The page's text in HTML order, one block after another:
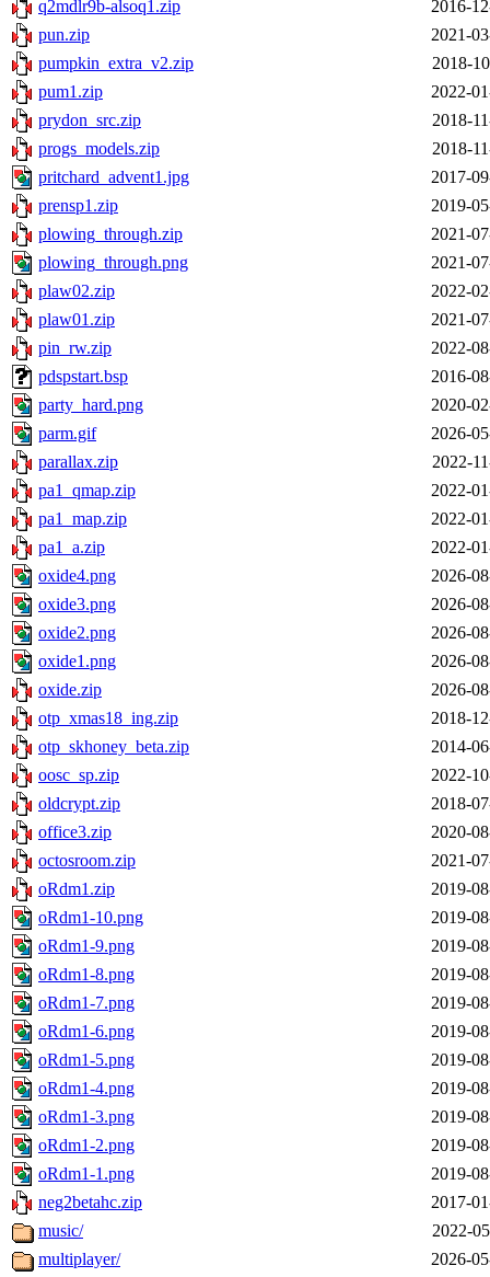
q2mdlr9b-alsoq1.zip
2016-
pun.zip
2021-
pumpkin_extra_v2.zip
2018-
pum1.zip
2022-
prydon_src.zip
2018-
progs_models.zip
2018-
pritchard_advent1.jpg
2017-
prensp1.zip
2019-
plowing_through.zip
2021-
plowing_through.png
2021-
plaw02.zip
2022-
plaw01.zip
2021-
pin_rw.zip
2022-
pdspstart.bsp
2016-
party_hard.png
2020-
parm.gif
2026-
parallax.zip
2022-
pa1_qmap.zip
2022-
pa1_map.zip
2022-
pa1_a.zip
2022-
oxide4.png
2026-
oxide3.png
2026-
oxide2.png
2026-
oxide1.png
2026-
oxide.zip
2026-
otp_xmas18_ing.zip
2018-
otp_skhoney_beta.zip
2014-
oosc_sp.zip
2022-
oldcrypt.zip
2018-
office3.zip
2020-
octosroom.zip
2021-
oRdm1.zip
2019-
oRdm1-10.png
2019-
oRdm1-9.png
2019-
oRdm1-8.png
2019-
oRdm1-7.png
2019-
oRdm1-6.png
2019-
oRdm1-5.png
2019-
oRdm1-4.png
2019-
oRdm1-3.png
2019-
oRdm1-2.png
2019-
oRdm1-1.png
2019-
neg2betahc.zip
2017-
music/
2022-
multiplayer/
2026-